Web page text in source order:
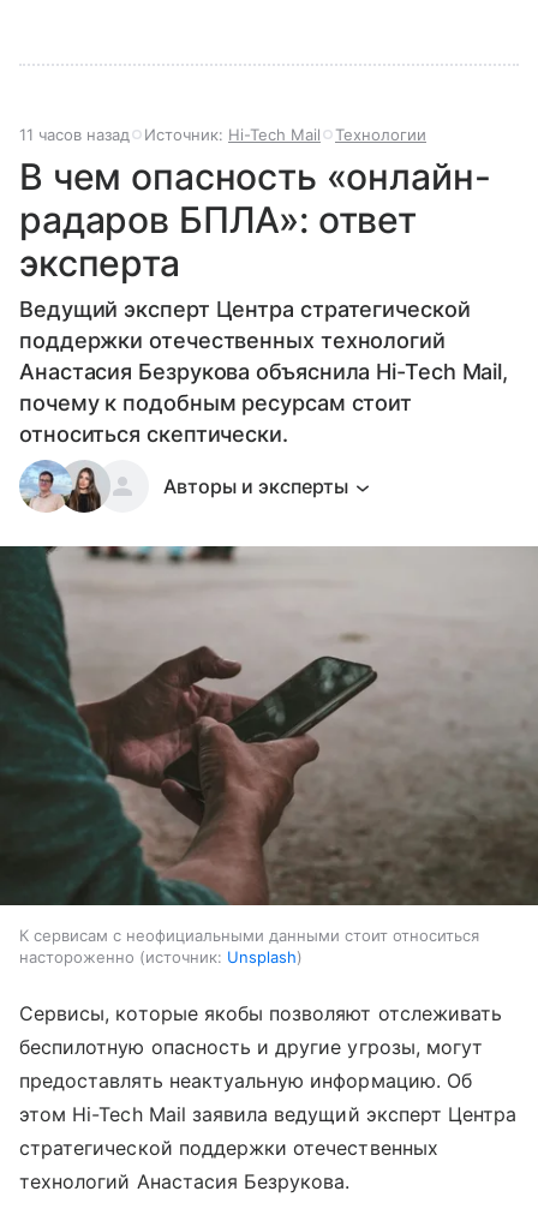
11 часов назад Источник: Hi-Tech Mail Технологии
В чем опасность «онлайн-
радаров БПЛА»: ответ
эксперта
Ведущий эксперт Центра стратегической
поддержки отечественных технологий
Анастасия Безрукова объяснила Hi-Tech Mail,
почему к подобным ресурсам стоит
относиться скептически.
Авторы и эксперты
К сервисам с неофициальными данными стоит относиться
настороженно
источник: Unsplash
Сервисы, которые якобы позволяют отслеживать
беспилотную опасность и другие угрозы, могут
предоставлять неактуальную информацию. Об
этом Hi-Tech Mail заявила ведущий эксперт Центра
стратегической поддержки отечественных
технологий Анастасия Безрукова.